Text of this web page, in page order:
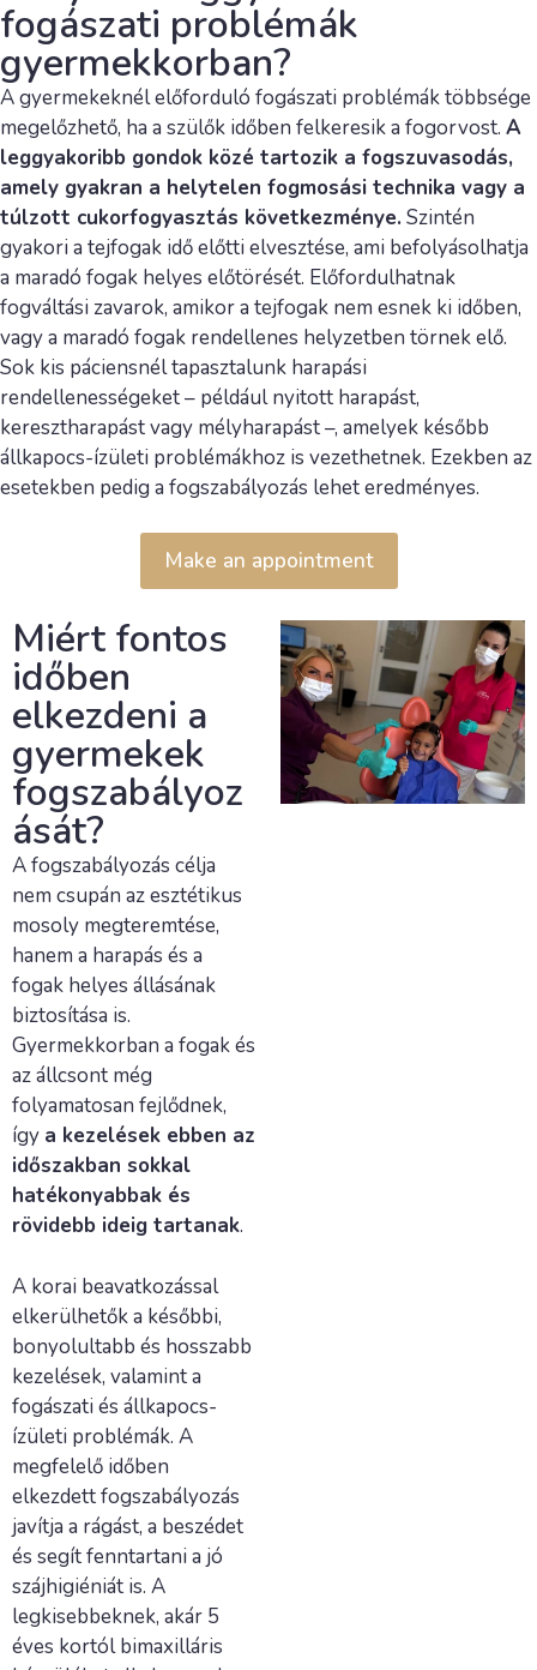
fogászati problémák
gyermekkorban?
A gyermekeknél előforduló fogászati problémák többsége
megelőzhető, ha a szülők időben felkeresik a fogorvost. A
leggyakoribb gondok közé tartozik a fogszuvasodás,
amely gyakran a helytelen fogmosási technika vagy a
túlzott cukorfogyasztás következménye. Szintén
gyakori a tejfogak idő előtti elvesztése, ami befolyásolhatja
a maradó fogak helyes előtörését. Előfordulhatnak
fogváltási zavarok, amikor a tejfogak nem esnek ki időben,
vagy a maradó fogak rendellenes helyzetben törnek elő.
Sok kis páciensnél tapasztalunk harapási
rendellenességeket – például nyitott harapást,
keresztharapást vagy mélyharapást –, amelyek később
állkapocs-ízületi problémákhoz is vezethetnek. Ezekben az
esetekben pedig a fogszabályozás lehet eredményes.
Make an appointment
Miért fontos
időben
elkezdeni a
gyermekek
fogszabályoz
ását?
A fogszabályozás célja
nem csupán az esztétikus
mosoly megteremtése,
hanem a harapás és a
fogak helyes állásának
biztosítása is.
Gyermekkorban a fogak és
az állcsont még
folyamatosan fejlődnek,
így a kezelések ebben az
időszakban sokkal
hatékonyabbak és
rövidebb ideig tartanak.
A korai beavatkozással
elkerülhetők a későbbi,
bonyolultabb és hosszabb
kezelések, valamint a
fogászati és állkapocs-
ízületi problémák. A
megfelelő időben
elkezdett fogszabályozás
javítja a rágást, a beszédet
és segít fenntartani a jó
szájhigiéniát is. A
legkisebbeknek, akár 5
éves kortól bimaxilláris